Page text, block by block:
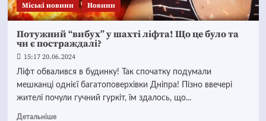
Mіські новини Новини
Потужний “вибух” у шахті ліфта! Що це було та
чи є постраждалі?
15:17 20.06.2024
Ліфт обвалився в будинку! Так спочатку подумали
мешканці однієї багатоповерхівки Дніпра! Пізно ввечері
жителі почули гучний гуркіт, їм здалось, що...
Детальніше